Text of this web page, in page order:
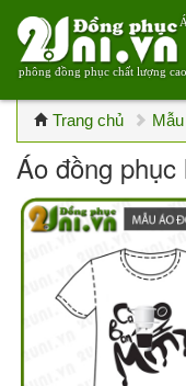
phông đồng phục chất lượng cao
Trang chủ
Áo đồng phục